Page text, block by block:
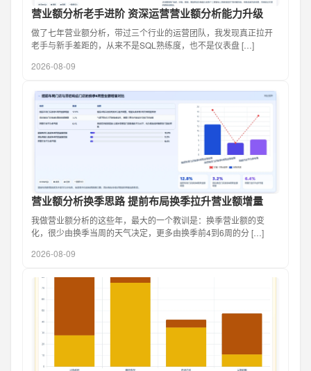
营业额分析老手进阶 资深运营营业额分析能力升级
做了七年营业额分析，带过三个行业的运营团队，我发现真正拉开
老手与新手差距的，从来不是SQL熟练度，也不是仪表盘 […]
2026-08-09
营业额分析换季思路 提前布局换季拉升营业额增量
我做营业额分析的这些年，最大的一个教训是：换季营业额的变
化，很少由换季当周的天气决定，更多由换季前4到6周的分 […]
2026-08-09